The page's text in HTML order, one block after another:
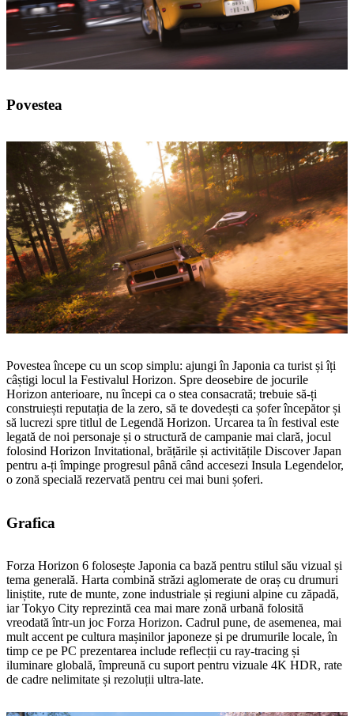
Povestea
Povestea începe cu un scop simplu: ajungi în Japonia ca turist și îți
câștigi locul la Festivalul Horizon. Spre deosebire de jocurile
Horizon anterioare, nu începi ca o stea consacrată; trebuie să‑ți
construiești reputația de la zero, să te dovedești ca șofer începător și
să lucrezi spre titlul de Legendă Horizon. Urcarea ta în festival este
legată de noi personaje și o structură de campanie mai clară, jocul
folosind Horizon Invitational, brățările și activitățile Discover Japan
pentru a‑ți împinge progresul până când accesezi Insula Legendelor,
o zonă specială rezervată pentru cei mai buni șoferi.
Grafica
Forza Horizon 6 folosește Japonia ca bază pentru stilul său vizual și
tema generală. Harta combină străzi aglomerate de oraș cu drumuri
liniștite, rute de munte, zone industriale și regiuni alpine cu zăpadă,
iar Tokyo City reprezintă cea mai mare zonă urbană folosită
vreodată într‑un joc Forza Horizon. Cadrul pune, de asemenea, mai
mult accent pe cultura mașinilor japoneze și pe drumurile locale, în
timp ce pe PC prezentarea include reflecții cu ray‑tracing și
iluminare globală, împreună cu suport pentru vizuale 4K HDR, rate
de cadre nelimitate și rezoluții ultra‑late.